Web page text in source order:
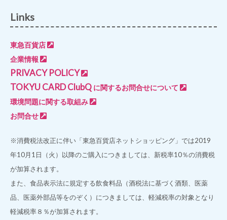
Links
東急百貨店
企業情報
PRIVACY POLICY
TOKYU CARD ClubQ に関するお問合せについて
環境問題に関する取組み
お問合せ
※消費税法改正に伴い「東急百貨店ネットショッピング」では2019
年10月1日（火）以降のご購入につきましては、新税率10％の消費税
が加算されます。
また、食品表示法に規定する飲食料品（酒税法に基づく酒類、医薬
品、医薬外部品等をのぞく）につきましては、軽減税率の対象となり
軽減税率８％が加算されます。